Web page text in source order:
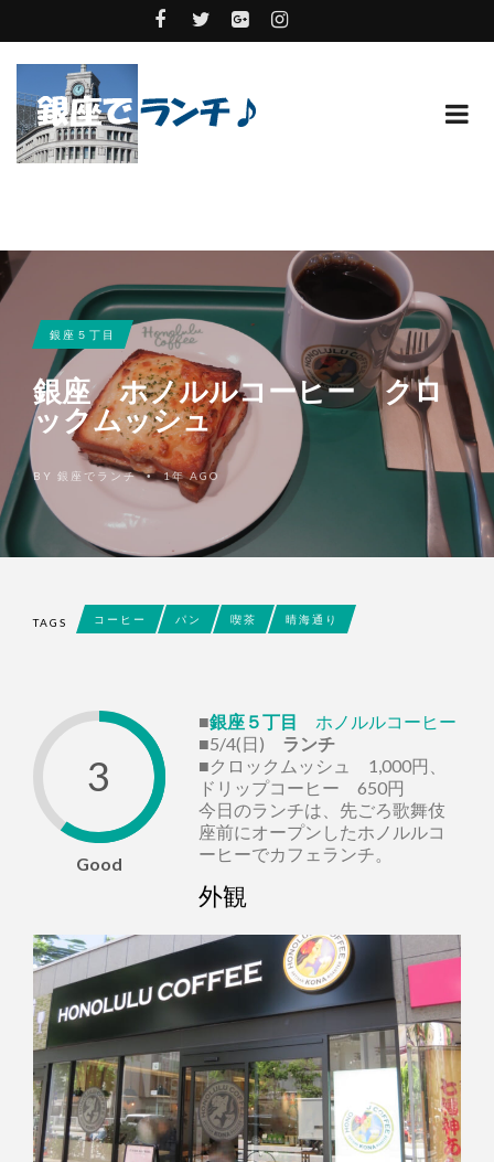
銀座５丁目
銀座 ホノルルコーヒー クロ
ックムッシュ
BY 銀座でランチ •1年 AGO
TAGS コーヒー パン 喫茶 晴海通り
3
Good
■銀座５丁目
ホノルルコーヒー
■5/4(日) ランチ
■クロックムッシュ 1,000円、
ドリップコーヒー 650円
今日のランチは、先ごろ歌舞伎
座前にオープンしたホノルルコ
ーヒーでカフェランチ。
外観